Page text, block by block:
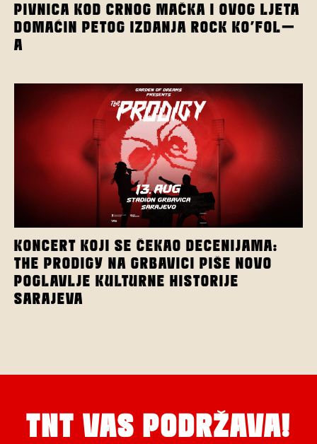
PIVNICA KOD CRNOG MAČKA I OVOG LJETA
DOMAĆIN PETOG IZDANJA ROCK KO’FOL-
A
KONCERT KOJI SE ČEKAO DECENIJAMA:
THE PRODIGY NA GRBAVICI PIŠE NOVO
POGLAVLJE KULTURNE HISTORIJE
SARAJEVA
TNT VAS PODRŽAVA!